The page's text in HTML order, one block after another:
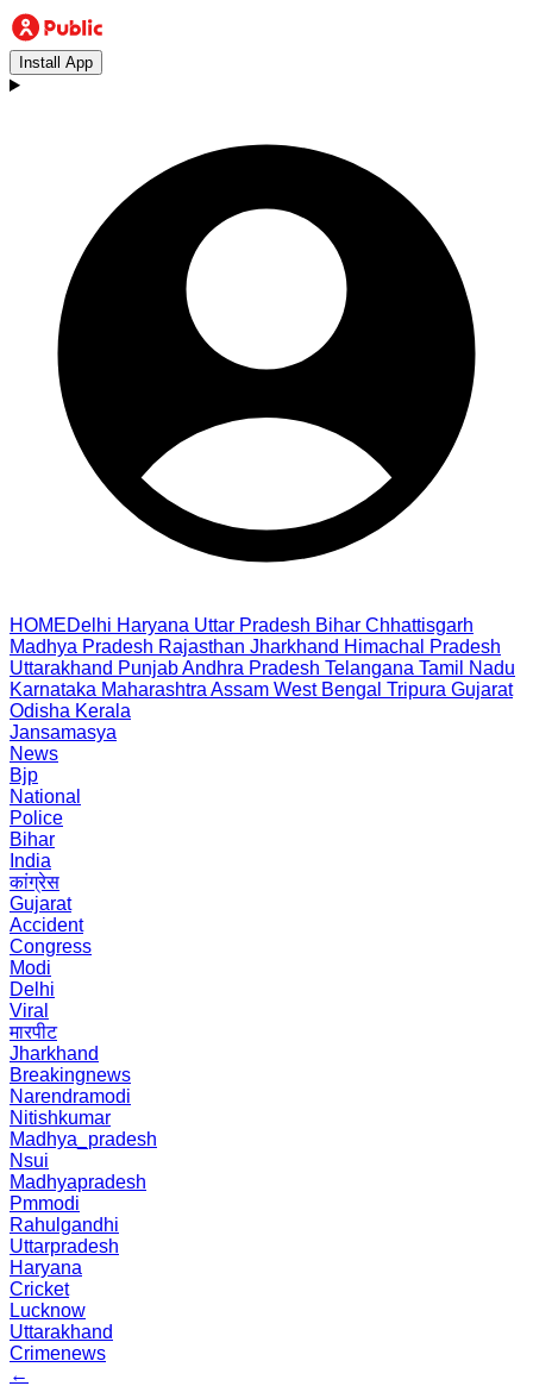
Install App
HOMEDelhi Haryana Uttar Pradesh Bihar Chhattisgarh
Madhya Pradesh Rajasthan Jharkhand Himachal Pradesh
Uttarakhand PunjabAndhra Pradesh Telangana Tamil Nadu
Karnataka Maharashtra Assam West Bengal Tripura Gujarat
Odisha Kerala
Jansamasya
News
Bjp
National
Police
Bihar
India
कांग्रेस
Gujarat
Accident
Congress
Modi
Delhi
Viral
मारपीट
Jharkhand
Breakingnews
Narendramodi
Nitishkumar
Madhya_pradesh
Nsui
Madhyapradesh
Pmmodi
Rahulgandhi
Uttarpradesh
Haryana
Cricket
Lucknow
Uttarakhand
Crimenews
←